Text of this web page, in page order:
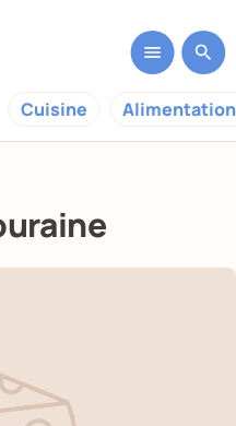
Cuisine